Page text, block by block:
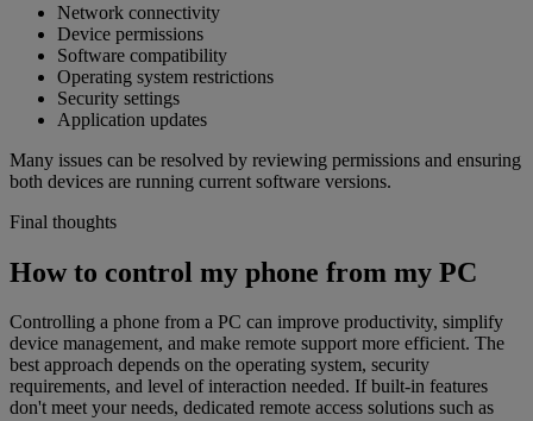
Network connectivity
Device permissions
Software compatibility
Operating system restrictions
Security settings
Application updates
Many issues can be resolved by reviewing permissions and ensuring
both devices are running current software versions.
Final thoughts
How to control my phone from my PC
Controlling a phone from a PC can improve productivity, simplify
device management, and make remote support more efficient. The
best approach depends on the operating system, security
requirements, and level of interaction needed. If built-in features
don't meet your needs, dedicated remote access solutions such as